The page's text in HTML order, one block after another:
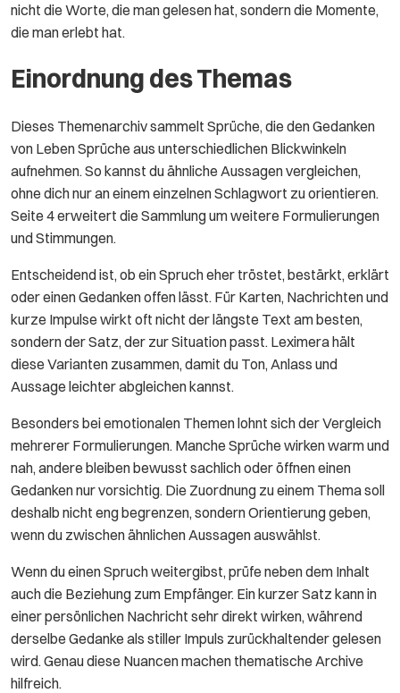
nicht die Worte, die man gelesen hat, sondern die Momente,
die man erlebt hat.
Einordnung des Themas
Dieses Themenarchiv sammelt Sprüche, die den Gedanken
von Leben Sprüche aus unterschiedlichen Blickwinkeln
aufnehmen. So kannst du ähnliche Aussagen vergleichen,
ohne dich nur an einem einzelnen Schlagwort zu orientieren.
Seite 4 erweitert die Sammlung um weitere Formulierungen
und Stimmungen.
Entscheidend ist, ob ein Spruch eher tröstet, bestärkt, erklärt
oder einen Gedanken offen lässt. Für Karten, Nachrichten und
kurze Impulse wirkt oft nicht der längste Text am besten,
sondern der Satz, der zur Situation passt. Leximera hält
diese Varianten zusammen, damit du Ton, Anlass und
Aussage leichter abgleichen kannst.
Besonders bei emotionalen Themen lohnt sich der Vergleich
mehrerer Formulierungen. Manche Sprüche wirken warm und
nah, andere bleiben bewusst sachlich oder öffnen einen
Gedanken nur vorsichtig. Die Zuordnung zu einem Thema soll
deshalb nicht eng begrenzen, sondern Orientierung geben,
wenn du zwischen ähnlichen Aussagen auswählst.
Wenn du einen Spruch weitergibst, prüfe neben dem Inhalt
auch die Beziehung zum Empfänger. Ein kurzer Satz kann in
einer persönlichen Nachricht sehr direkt wirken, während
derselbe Gedanke als stiller Impuls zurückhaltender gelesen
wird. Genau diese Nuancen machen thematische Archive
hilfreich.